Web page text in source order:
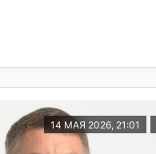
14 МАЯ 2026, 21:01